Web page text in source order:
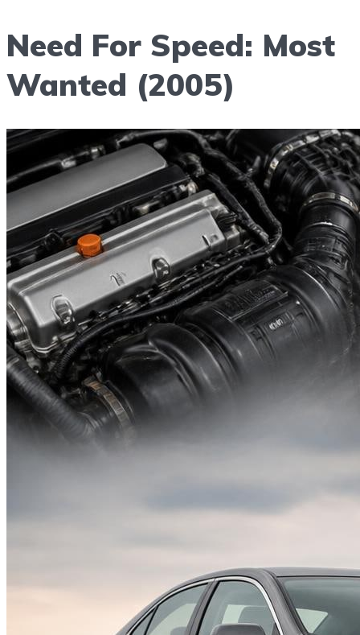
Need For Speed: Most
Wanted (2005)